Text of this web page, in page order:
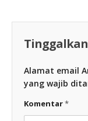
Alamat email
yang wajib
Komentar*